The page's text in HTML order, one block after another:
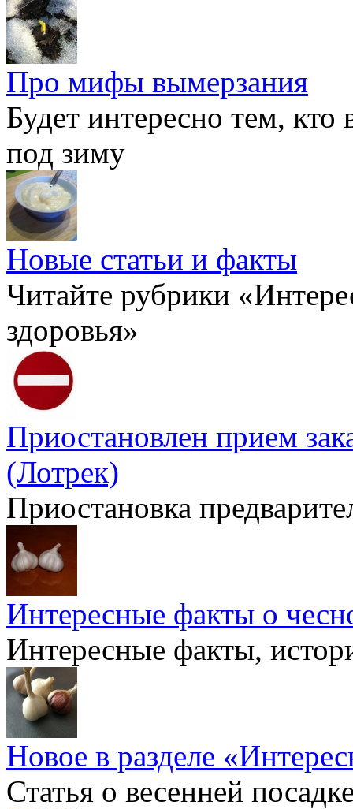
Про мифы вымерзания
Будет интересно тем,
под зиму
Новые статьи и факты
Читайте рубрики
здоровья»
Приостановлен прием
(Лотрек)
Приостановка
Интересные факты о
Интересные факты,
Новое в разделе
Статья о весенней